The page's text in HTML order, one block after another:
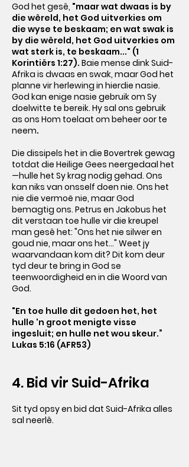
God het gesê, "maar wat dwaas is by
die wêreld, het God uitverkies om
die wyse te beskaam; en wat swak is
by die wêreld, het God uitverkies om
wat sterk is, te beskaam..." (1
Korintiërs 1:27). Baie mense dink Suid-
Afrika is dwaas en swak, maar God het
planne vir herlewing in hierdie nasie.
God kan enige nasie gebruik om Sy
doelwitte te bereik. Hy sal ons gebruik
as ons Hom toelaat om beheer oor te
neem.
Die dissipels het in die Bovertrek gewag
totdat die Heilige Gees neergedaal het
—hulle het Sy krag nodig gehad. Ons
kan niks van onsself doen nie. Ons het
nie die vermoë nie, maar God
bemagtig ons. Petrus en Jakobus het
dit verstaan toe hulle vir die kreupel
man gesê het: "Ons het nie silwer en
goud nie, maar ons het..." Weet jy
waarvandaan kom dit? Dit kom deur
tyd deur te bring in God se
teenwoordigheid en in die Woord van
God.
"En toe hulle dit gedoen het, het
hulle 'n groot menigte visse
ingesluit; en hulle net wou skeur.”
Lukas 5:16 (AFR53)
4. Bid vir Suid-Afrika
Sit tyd opsy en bid dat Suid-Afrika alles
sal neerlê.